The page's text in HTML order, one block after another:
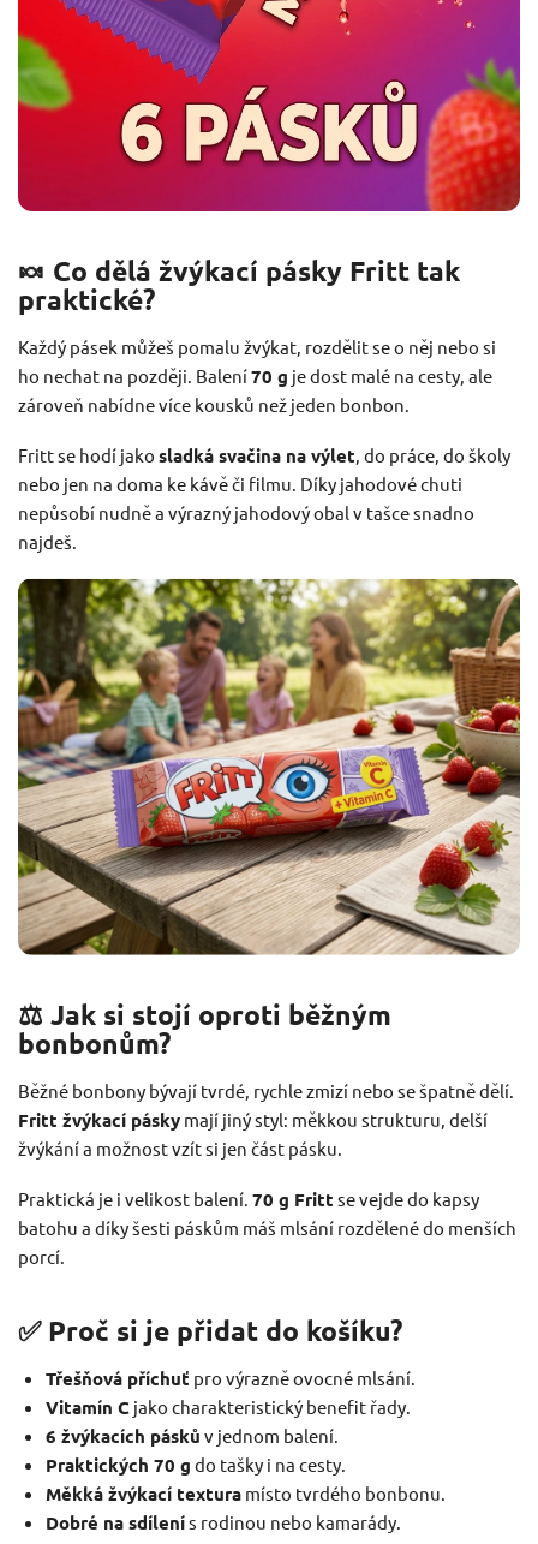
🍬 Co dělá žvýkací pásky Fritt tak
praktické?
Každý pásek můžeš pomalu žvýkat, rozdělit se o něj nebo si
ho nechat na později. Balení70 g je dost malé na cesty, ale
zároveň nabídne více kousků než jeden bonbon.
Fritt se hodí jako sladká svačina na výlet, do práce, do školy
nebo jen na doma ke kávě či filmu. Díky jahodové chuti
nepůsobí nudně a výrazný jahodový obal v tašce snadno
najdeš.
⚖️ Jak si stojí oproti běžným
bonbonům?
Běžné bonbony bývají tvrdé, rychle zmizí nebo se špatně dělí.
Fritt žvýkací pásky mají jiný styl: měkkou strukturu, delší
žvýkání a možnost vzít si jen část pásku.
Praktická je i velikost balení. 70 g Fritt se vejde do kapsy
batohu a díky šesti páskům máš mlsání rozdělené do menších
porcí.
✅ Proč si je přidat do košíku?
Třešňová příchuť pro výrazně ovocné mlsání.
Vitamín Cjako charakteristický benefit řady.
6 žvýkacích pásků v jednom balení.
Praktických 70 g do tašky i na cesty.
Měkká žvýkací texturamísto tvrdého bonbonu.
Dobré na sdílenís rodinou nebo kamarády.